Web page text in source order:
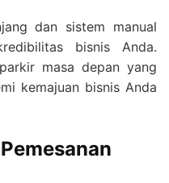
dan sistem manual
bisnis Anda.
masa depan yang
kemajuan bisnis Anda